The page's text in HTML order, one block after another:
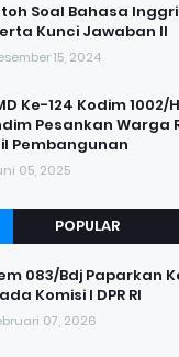
Soal Bahasa
Kunci Jawaban II
15, 2024
Ke-124 Kodim 1002/
Pesankan Warga
Pembangunan
05, 2025
POPULAR
083/Bdj Paparkan
Komisi I DPR RI
07, 2026